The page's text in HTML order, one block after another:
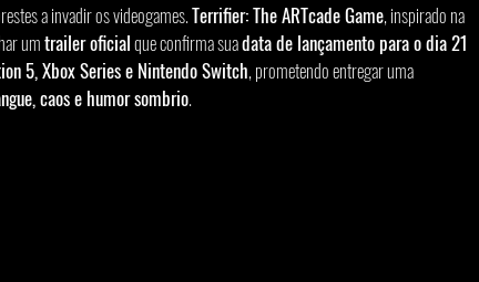
a invadir os videogames. Terrifier: The ARTcade Game, inspirado na
um trailer oficial que confirma sua data de lançamento para o dia 21
5, Xbox Series e Nintendo Switch, prometendo entregar uma
caos e humor sombrio.